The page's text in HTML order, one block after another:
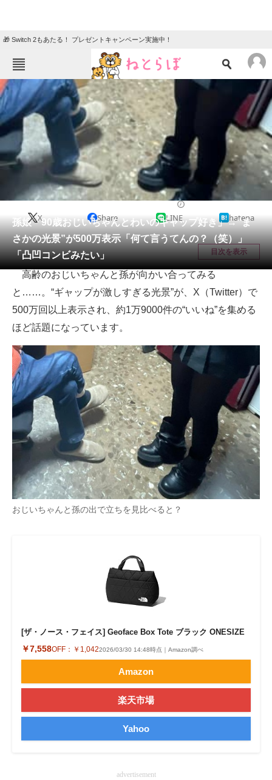
🎁 Switch 2もあたる！ プレゼントキャンペーン実施中！
ねとらぼメニュー
TOP ニュース
エンタメ クイズ
グルメ 地域
教育・育児
動物 リサーチ
会員記事
メディア
注目記事を集めた総合ページ
ITの今と未来を見通す
スマホと通信の最新トレンド
進化するPCとデバイスの未来
好きが集まる 比べて選べる
ビジネスと働き方のヒント
AI活用のいまが分かる
企業ITのトレンドを詳説
経営リーダーのコミュニティ
マーケ×ITの今がよく分かる
企業向けIT製品の総合サイト
IT製品の技術・比較・事例
モノづくり技術者専門サイト
電子設計の基本と応用
エネルギーの専門メディア
建設×テクノロジーの最前線
孫娘「90歳おじいちゃんとわいのギャップ好き」→“ま
さかの光景”が500万表示「何て言うてんの？（笑）」
「凸凹コンビみたい」
X Share LINE hatena
目次を表示
高齢のおじいちゃんと孫が向かい合ってみる
と……。“ギャップが激しすぎる光景”が、X（Twitter）で
500万回以上表示され、約1万9000件の“いいね”を集める
ほど話題になっています。
おじいちゃんと孫の出で立ちを見比べると？
[ザ・ノース・フェイス] Geoface Box Tote ブラック ONESIZE
￥7,558OFF： ￥1,0422026/03/30 14:48時点｜Amazon調べ
Amazon
楽天市場
Yahoo
advertisement